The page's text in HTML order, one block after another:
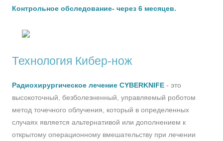
Контрольное обследование- через 6 месяцев.
Технология Кибер-нож
Радиохирургическое лечение CYBERKNIFE - это
высокоточный, безболезненный, управляемый роботом
метод точечного облучения, который в определенных
случаях является альтернативой или дополнением к
открытому операционному вмешательству при лечении